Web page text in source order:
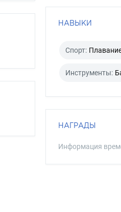
НАВЫКИ
Спорт:
Инструменты:
НАГРАДЫ
Информация